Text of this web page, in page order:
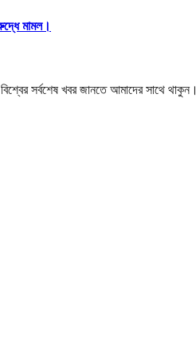
মামল।
সর্বশেষ খবর জানতে আমাদের সাথে থাকুন।